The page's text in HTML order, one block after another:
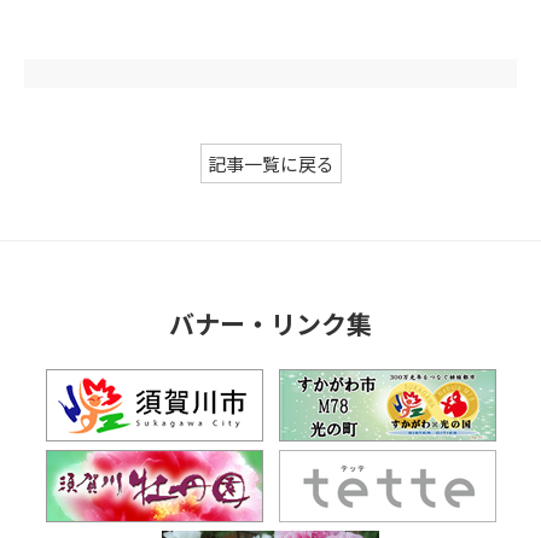
記事一覧に戻る
バナー・リンク集